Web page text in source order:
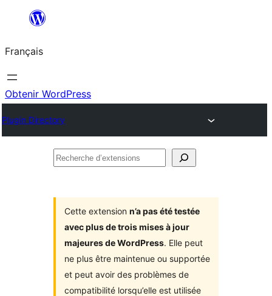
contenu
Français
Obtenir WordPress
Plugin Directory
Recherche
Cette extension n’a pas été testée
avec plus de trois mises à jour
majeures de WordPress. Elle peut
ne plus être maintenue ou supportée
et peut avoir des problèmes de
compatibilité lorsqu’elle est utilisée